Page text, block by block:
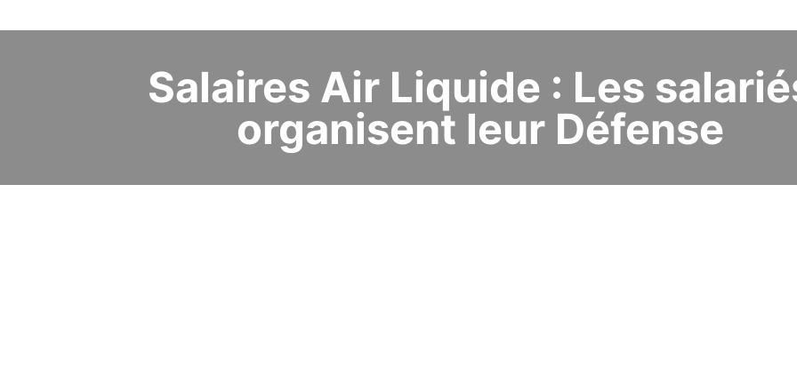
Salaires Air Liquide : Les
organisent leur Défense